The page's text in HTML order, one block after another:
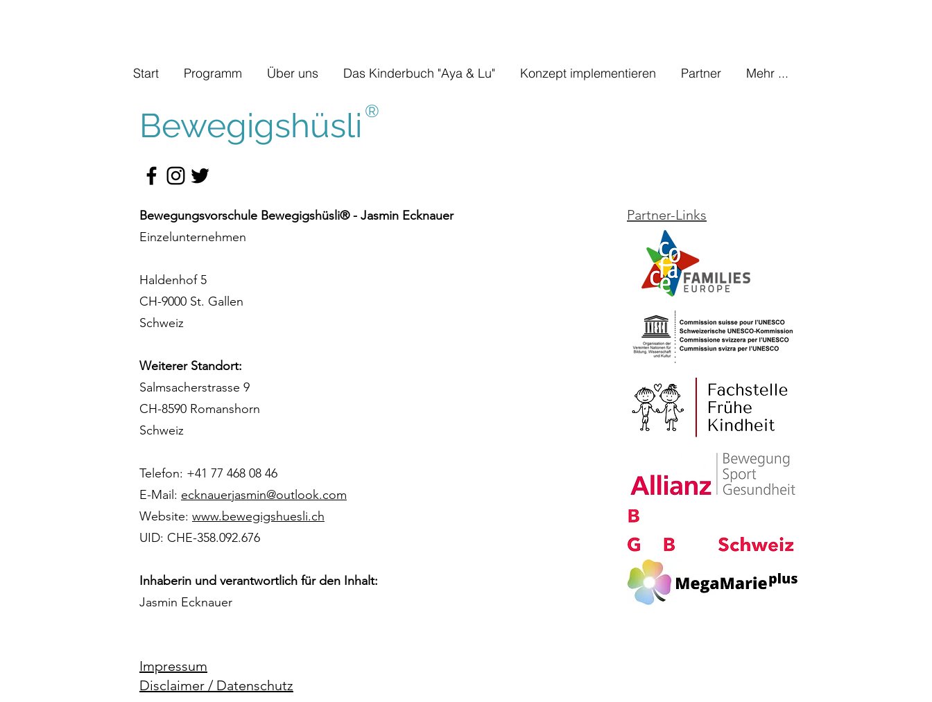
Start Programm Über uns Das Kinderbuch "Aya & Lu" Konzept implementieren Partner Mehr ...
Bewegigshüsli ®
Bewegungsvorschule Bewegigshüsli® - Jasmin Ecknauer
Einzelunternehmen
Haldenhof 5
CH-9000 St. Gallen
Schweiz
Weiterer Standort:
Salmsacherstrasse 9
CH-8590 Romanshorn
Schweiz
Telefon: +41 77 468 08 46
E-Mail: ecknauerjasmin@outlook.com
Website: www.bewegigshuesli.ch
UID: CHE-358.092.676
Inhaberin und verantwortlich für den Inhalt:
Jasmin Ecknauer
Partner-Links
Impressum
Disclaimer / Datenschutz